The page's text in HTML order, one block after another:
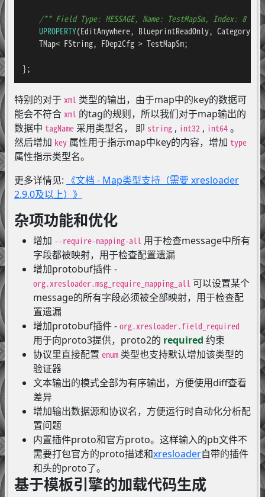
/** Field Type: MESSAGE, Name: TestMapSm, Index: 8 **/
UPROPERTY(EditAnywhere, BlueprintReadOnly, Category =
    TMap< FString, FDep2Cfg > TestMapSm;
};
特别的对于 xml 类型的输出，由于map中的key的数据可
能会不符合 xml 的tag的规则，所以我们对于map输出的
数据中 tagName采用类型名， 即 string, int32, int64。
然后增加 key属性用于指示map中key的内容，增加 type
属性指示类型名。
更多详情见: 《文档 - Map类型支持（需要 xresloader
2.9.0及以上）》
杂项功能和优化
增加 --require-mapping-all 用于检查message中所有
字段都被映射，用于检查配置遗漏
增加protobuf插件 -
org.xresloader.msg_require_mapping_all 可以设置某个
message的所有字段必须被全部映射，用于检查配
置遗漏
增加protobuf插件 - org.xresloader.field_required
用于向proto3提供，proto2的 required 约束
协议里直接配置 enum类型也支持默认增加该类型的
验证器
文本输出的模式全部为有序输出，方便使用diff查看
差异
增加输出数据源和协议名，方便运行时自动化分析配
置问题
内置插件proto和官方proto。这样输入的pb文件不
需要打包官方的proto描述和xresloader自带的插件
和头的proto了。
基于模板引擎的加载代码生成